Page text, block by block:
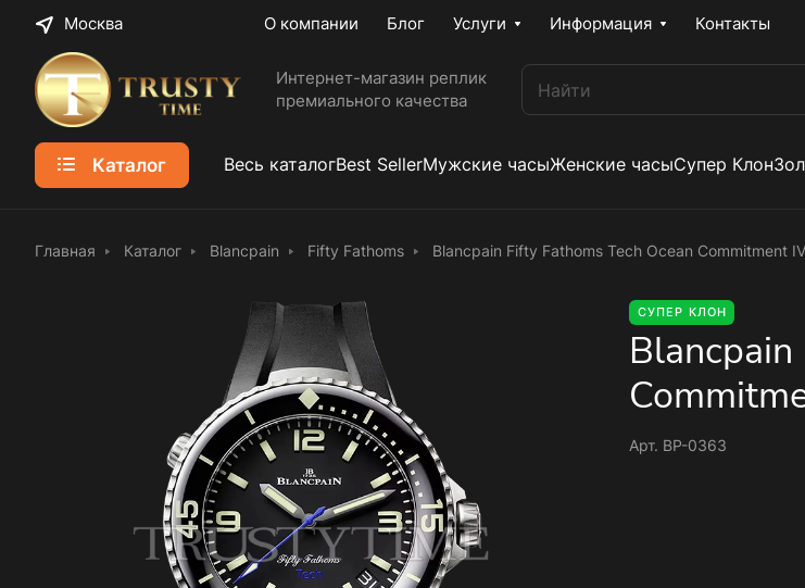
Москва О компании Блог Услуги Информация Контакты
Интернет-магазин реплик
премиального качества
Каталог Весь каталогBest SellerМужские часыЖенские часыСупер Клон
Главная Каталог Blancpain Fifty Fathoms Blancpain Fifty Fathoms Tech Ocean Commitment
СУПЕР КЛОН
Blancpain
Арт. BP-0363